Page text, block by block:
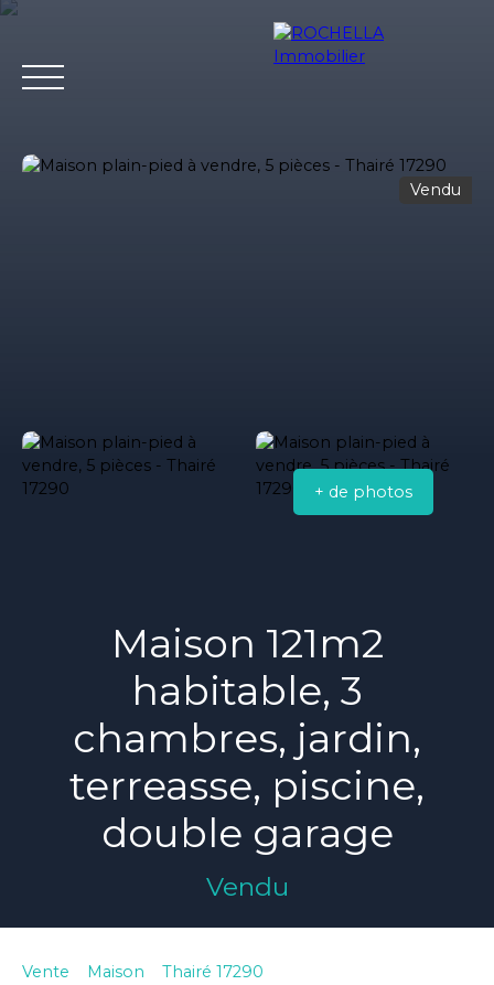
Estimation
Vendu
+ de photos
Maison 121m2
habitable, 3
chambres, jardin,
terreasse, piscine,
double garage
Vendu
Vente Maison
Thairé 17290